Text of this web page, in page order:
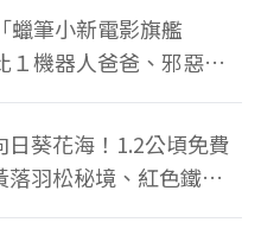
蠟筆小新電影旗艦
１機器人爸爸、邪惡正
邊買翻
日葵花海！1.2公頃免費
落羽松秘境、紅色鐵橋